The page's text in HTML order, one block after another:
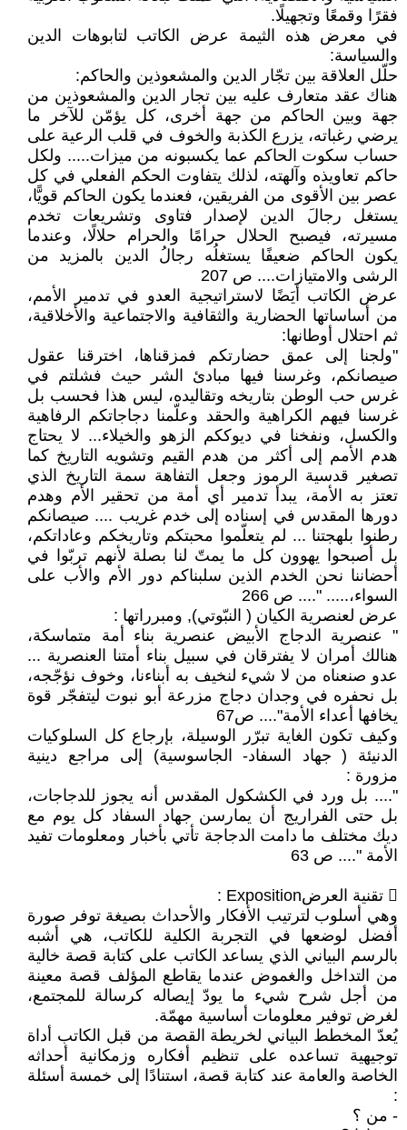
فقرًا وقمعًا وتجهيلًا.
في معرض هذه الثيمة عرض الكاتب لتابوهات الدين
والسياسة:
حلّل العلاقة بين تجّار الدين والمشعوذين والحاكم:
هناك عقد متعارف عليه بين تجار الدين والمشعوذين من
جهة وبين الحاكم من جهة أخرى، كل يؤمّن للآخر ما
يرضي رغباته، يزرع الكذبة والخوف في قلب الرعية على
حساب سكوت الحاكم عما يكسبونه من ميزات..... ولكل
حاكم تعاويذه وآلهته، لذلك يتفاوت الحكم الفعلي في كل
عصر بين الأقوى من الفريقين، فعندما يكون الحاكم قويًّا،
يستغل رجالَ الدين لإصدار فتاوى وتشريعات تخدم
مسيرته، فيصبح الحلال حرامًا والحرام حلالًا، وعندما
يكون الحاكم ضعيفًا يستغلُه رجالُ الدين بالمزيد من
الرشى والامتيازات.... ص 207
عرض الكاتب أيَضًا لاستراتيجية العدو في تدمير الأمم،
من أساساتها الحضارية والثقافية والاجتماعية والأخلاقية،
ثم احتلال أوطانها:
"ولجنا إلى عمق حضارتكم فمزقناها، اخترقنا عقول
صيصانكم، وغرسنا فيها مبادئ الشر حيث فشلتم في
غرس حب الوطن بتاريخه وتقاليده، ليس هذا فحسب بل
غرسنا فيهم الكراهية والحقد وعلّمنا دجاجاتكم الرفاهية
والكسل، ونفخنا في ديوككم الزهو والخيلاء... لا يحتاج
هدم الأمم إلى أكثر من هدم القيم وتشويه التاريخ كما
تصغير قدسية الرموز وجعل التفاهة سمة التاريخ الذي
تعتز به الأمة، يبدأ تدمير أي أمة من تحقير الأم وهدم
دورها المقدس في إسناده إلى خدم غريب .... صيصانكم
رطنوا بلهجتنا ... لم يتعلّموا محبتكم وتاريخكم وعاداتكم،
بل أصبحوا يهوون كل ما يمتّ لنا بصلة لأنهم تربّوا في
أحضاننا نحن الخدم الذين سلبناكم دور الأم والأب على
السواء،..... ".... ص 266
عرض لعنصرية الكيان ( النبّوتي), ومبرراتها :
" عنصرية الدجاج الأبيض عنصرية بناء أمة متماسكة،
هنالك أمران لا يفترقان في سبيل بناء أمتنا العنصرية ...
عدو صنعناه من لا شيء لنخيف به أبناءنا، وخوف نؤجّجه،
بل نحفره في وجدان دجاج مزرعة أبو نبوت ليتفجّر قوة
يخافها أعداء الأمة".... ص67
وكيف تكون الغاية تبرّر الوسيلة، بإرجاع كل السلوكيات
الدنيئة ( جهاد السفاد- الجاسوسية) إلى مراجع دينية
مزورة :
".... بل ورد في الكشكول المقدس أنه يجوز للدجاجات،
بل حتى الفراريج أن يمارسن جهاد السفاد كل يوم مع
ديك مختلف ما دامت الدجاجة تأتي بأخبار ومعلومات تفيد
الأمة ".... ص 63
 تقنية العرضExposition :
وهي أسلوب لترتيب الأفكار والأحداث بصيغة توفر صورة
أفضل لوضعها في التجربة الكلية للكاتب، هي أشبه
بالرسم البياني الذي يساعد الكاتب على كتابة قصة خالية
من التداخل والغموض عندما يقاطع المؤلف قصة معينة
من أجل شرح شيء ما يودّ إيصاله كرسالة للمجتمع،
لغرض توفير معلومات أساسية مهمّة.
يُعدّ المخطط البياني لخريطة القصة من قبل الكاتب أداة
توجيهية تساعده على تنظيم أفكاره وزمكانية أحداثه
الخاصة والعامة عند كتابة قصة، استنادًا إلى خمسة أسئلة
:
- من ؟